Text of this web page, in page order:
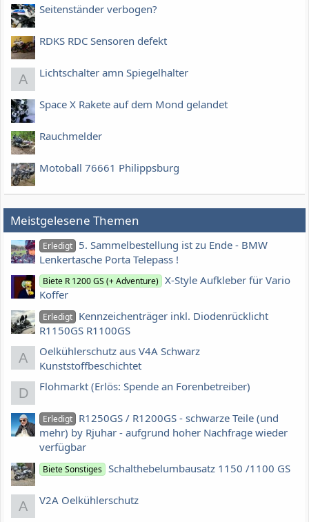
Seitenständer verbogen?
RDKS RDC Sensoren defekt
A Lichtschalter amn Spiegelhalter
Space X Rakete auf dem Mond gelandet
Rauchmelder
Motoball 76661 Philippsburg
Meistgelesene Themen
Erledigt 5. Sammelbestellung ist zu Ende - BMW
Lenkertasche Porta Telepass !
Biete R 1200 GS (+ Adventure) X-Style Aufkleber für Vario
Koffer
Erledigt Kennzeichenträger inkl. Diodenrücklicht
R1150GS R1100GS
A
Oelkühlerschutz aus V4A Schwarz
Kunststoffbeschichtet
D Flohmarkt (Erlös: Spende an Forenbetreiber)
Erledigt R1250GS / R1200GS - schwarze Teile (und
mehr) by Rjuhar - aufgrund hoher Nachfrage wieder
verfügbar
Biete Sonstiges Schalthebelumbausatz 1150 /1100 GS
A V2A Oelkühlerschutz